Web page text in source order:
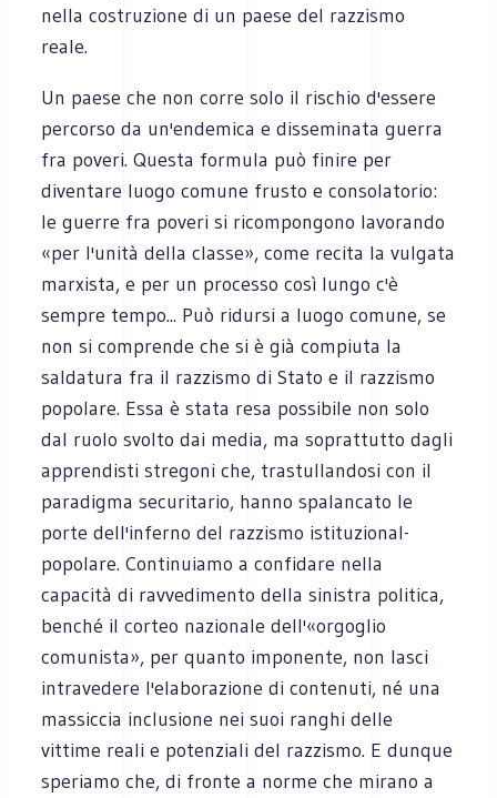
nella costruzione di un paese del razzismo
reale.
Un paese che non corre solo il rischio d'essere
percorso da un'endemica e disseminata guerra
fra poveri. Questa formula può finire per
diventare luogo comune frusto e consolatorio:
le guerre fra poveri si ricompongono lavorando
«per l'unità della classe», come recita la vulgata
marxista, e per un processo così lungo c'è
sempre tempo... Può ridursi a luogo comune, se
non si comprende che si è già compiuta la
saldatura fra il razzismo di Stato e il razzismo
popolare. Essa è stata resa possibile non solo
dal ruolo svolto dai media, ma soprattutto dagli
apprendisti stregoni che, trastullandosi con il
paradigma securitario, hanno spalancato le
porte dell'inferno del razzismo istituzional-
popolare. Continuiamo a confidare nella
capacità di ravvedimento della sinistra politica,
benché il corteo nazionale dell'«orgoglio
comunista», per quanto imponente, non lasci
intravedere l'elaborazione di contenuti, né una
massiccia inclusione nei suoi ranghi delle
vittime reali e potenziali del razzismo. E dunque
speriamo che, di fronte a norme che mirano a